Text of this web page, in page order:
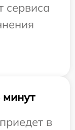
сервиса
в